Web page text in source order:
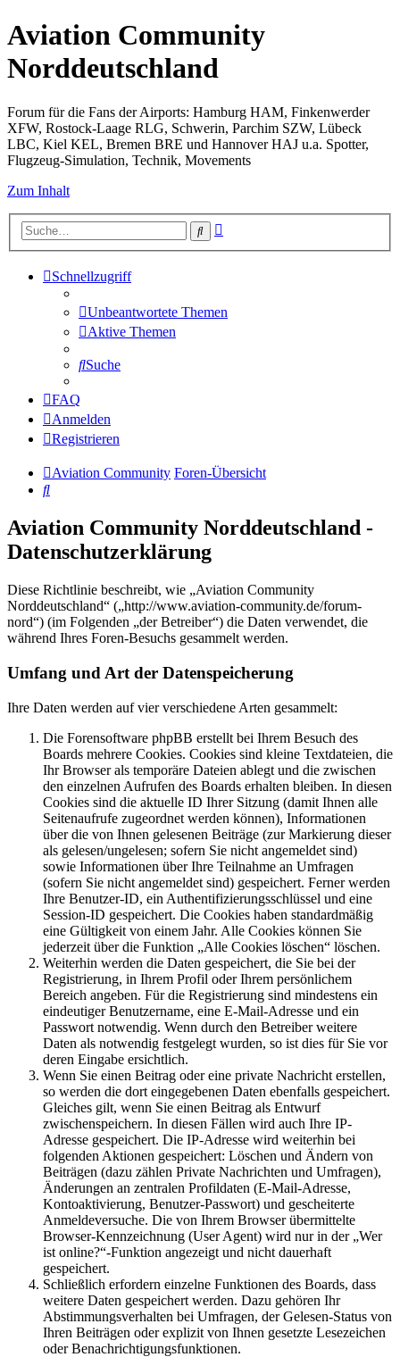
Aviation Community
Norddeutschland
Forum für die Fans der Airports: Hamburg HAM, Finkenwerder
XFW, Rostock-Laage RLG, Schwerin, Parchim SZW, Lübeck
LBC, Kiel KEL, Bremen BRE und Hannover HAJ u.a. Spotter,
Flugzeug-Simulation, Technik, Movements
Zum Inhalt
Suche
Schnellzugriff
Unbeantwortete Themen
Aktive Themen
Suche
FAQ
Anmelden
Registrieren
Aviation Community Foren-Übersicht
Suche
Aviation Community Norddeutschland -
Datenschutzerklärung
Diese Richtlinie beschreibt, wie „Aviation Community
Norddeutschland“ („http://www.aviation-community.de/forum-
nord“) (im Folgenden „der Betreiber“) die Daten verwendet, die
während Ihres Foren-Besuchs gesammelt werden.
Umfang und Art der Datenspeicherung
Ihre Daten werden auf vier verschiedene Arten gesammelt:
Die Forensoftware phpBB erstellt bei Ihrem Besuch des
Boards mehrere Cookies. Cookies sind kleine Textdateien, die
Ihr Browser als temporäre Dateien ablegt und die zwischen
den einzelnen Aufrufen des Boards erhalten bleiben. In diesen
Cookies sind die aktuelle ID Ihrer Sitzung (damit Ihnen alle
Seitenaufrufe zugeordnet werden können), Informationen
über die von Ihnen gelesenen Beiträge (zur Markierung dieser
als gelesen/ungelesen; sofern Sie nicht angemeldet sind)
sowie Informationen über Ihre Teilnahme an Umfragen
(sofern Sie nicht angemeldet sind) gespeichert. Ferner werden
Ihre Benutzer-ID, ein Authentifizierungsschlüssel und eine
Session-ID gespeichert. Die Cookies haben standardmäßig
eine Gültigkeit von einem Jahr. Alle Cookies können Sie
jederzeit über die Funktion „Alle Cookies löschen“ löschen.
Weiterhin werden die Daten gespeichert, die Sie bei der
Registrierung, in Ihrem Profil oder Ihrem persönlichem
Bereich angeben. Für die Registrierung sind mindestens ein
eindeutiger Benutzername, eine E-Mail-Adresse und ein
Passwort notwendig. Wenn durch den Betreiber weitere
Daten als notwendig festgelegt wurden, so ist dies für Sie vor
deren Eingabe ersichtlich.
Wenn Sie einen Beitrag oder eine private Nachricht erstellen,
so werden die dort eingegebenen Daten ebenfalls gespeichert.
Gleiches gilt, wenn Sie einen Beitrag als Entwurf
zwischenspeichern. In diesen Fällen wird auch Ihre IP-
Adresse gespeichert. Die IP-Adresse wird weiterhin bei
folgenden Aktionen gespeichert: Löschen und Ändern von
Beiträgen (dazu zählen Private Nachrichten und Umfragen),
Änderungen an zentralen Profildaten (E-Mail-Adresse,
Kontoaktivierung, Benutzer-Passwort) und gescheiterte
Anmeldeversuche. Die von Ihrem Browser übermittelte
Browser-Kennzeichnung (User Agent) wird nur in der „Wer
ist online?“-Funktion angezeigt und nicht dauerhaft
gespeichert.
Schließlich erfordern einzelne Funktionen des Boards, dass
weitere Daten gespeichert werden. Dazu gehören Ihr
Abstimmungsverhalten bei Umfragen, der Gelesen-Status von
Ihren Beiträgen oder explizit von Ihnen gesetzte Lesezeichen
oder Benachrichtigungsfunktionen.